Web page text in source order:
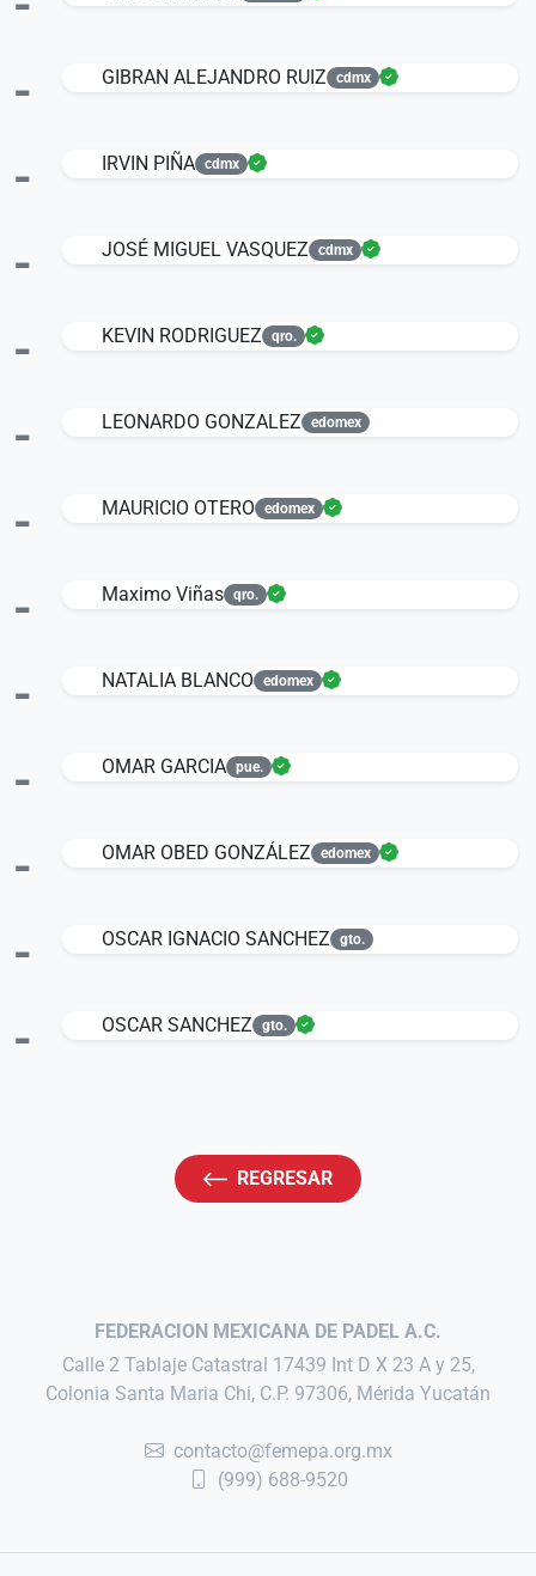
- GIBRAN ALEJANDRO RUIZ cdmx
- IRVIN PIÑA cdmx
- JOSÉ MIGUEL VASQUEZ cdmx
- KEVIN RODRIGUEZ qro.
- LEONARDO GONZALEZ edomex
- MAURICIO OTERO edomex
- Maximo Viñas qro.
- NATALIA BLANCO edomex
- OMAR GARCIA pue.
- OMAR OBED GONZÁLEZ edomex
- OSCAR IGNACIO SANCHEZ gto.
- OSCAR SANCHEZ gto.
REGRESAR
FEDERACION MEXICANA DE PADEL A.C.
Calle 2 Tablaje Catastral 17439 Int D X 23 A y 25,
Colonia Santa Maria Chi, C.P. 97306, Mérida Yucatán
contacto@femepa.org.mx
(999) 688-9520